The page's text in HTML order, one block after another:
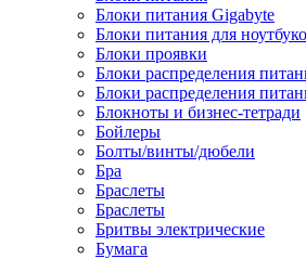
Блоки питания Gigabyte
Блоки питания для
Блоки проявки
Блоки распределения
Блоки распределения
Блокноты и бизнес-тетради
Бойлеры
Болты/винты/дюбели
Бра
Браслеты
Браслеты
Бритвы электрические
Бумага